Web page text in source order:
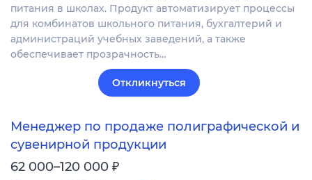
питания в школах. Продукт автоматизирует процессы
для комбинатов школьного питания, бухгалтерий и
администраций учебных заведений, а также
обеспечивает прозрачность…
Откликнуться
Менеджер по продаже полиграфической и
сувенирной продукции
62 000–120 000 ₽